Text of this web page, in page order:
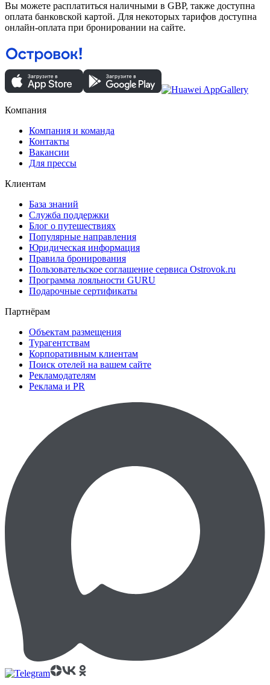
Вы можете расплатиться наличными в GBP, также доступна
оплата банковской картой. Для некоторых тарифов доступна
онлайн-оплата при бронировании на сайте.
Компания
Компания и команда
Контакты
Вакансии
Для прессы
Клиентам
База знаний
Служба поддержки
Блог о путешествиях
Популярные направления
Юридическая информация
Правила бронирования
Пользовательское соглашение сервиса Ostrovok.ru
Программа лояльности GURU
Подарочные сертификаты
Партнёрам
Объектам размещения
Турагентствам
Корпоративным клиентам
Поиск отелей на вашем сайте
Рекламодателям
Реклама и PR